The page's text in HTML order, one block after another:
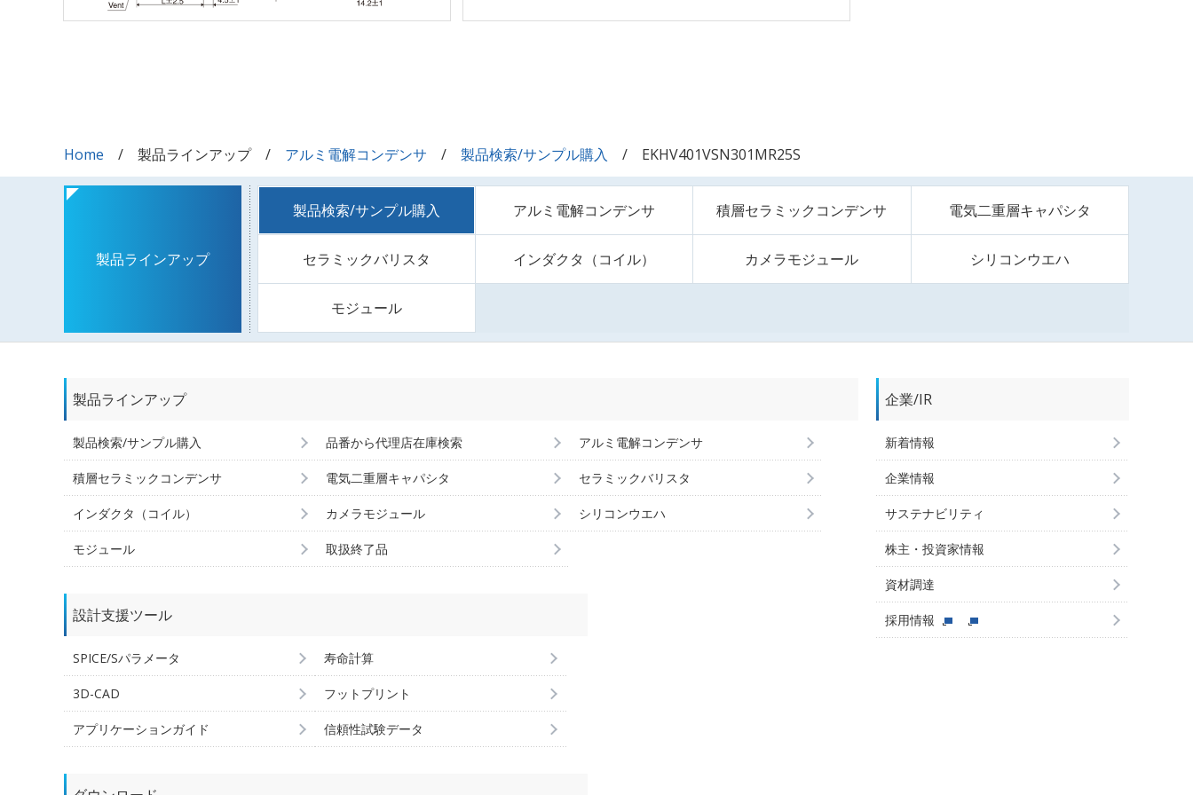
Home 製品ラインアップ アルミ電解コンデンサ 製品検索/サンプル購入 EKHV401VSN301MR25S
製品ラインアップ
製品検索/サンプル購入 アルミ電解コンデンサ 積層セラミックコンデンサ 電気二重層キャパシタ
セラミックバリスタ インダクタ（コイル） カメラモジュール シリコンウエハ
モジュール
製品ラインアップ
製品検索/サンプル購入 品番から代理店在庫検索 アルミ電解コンデンサ
積層セラミックコンデンサ 電気二重層キャパシタ セラミックバリスタ
インダクタ（コイル） カメラモジュール シリコンウエハ
モジュール 取扱終了品
設計支援ツール
SPICE/Sパラメータ 寿命計算
3D-CAD フットプリント
アプリケーションガイド 信頼性試験データ
企業/IR
新着情報
企業情報
サステナビリティ
株主・投資家情報
資材調達
採用情報